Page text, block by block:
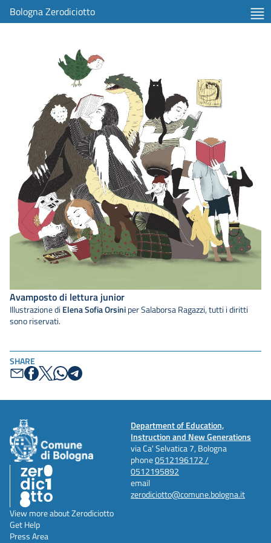
Bologna Zerodiciotto
SHARE
Avamposto di lettura junior
Illustrazione di Elena Sofia Orsini per Salaborsa Ragazzi, tutti i diritti
sono riservati.
Department of Education,
Instruction and New Generations
via Ca' Selvatica 7, Bologna
phone0512196172 /
0512195892
email
zerodiciotto@comune.bologna.it
View more about Zerodiciotto
Get Help
Press Area